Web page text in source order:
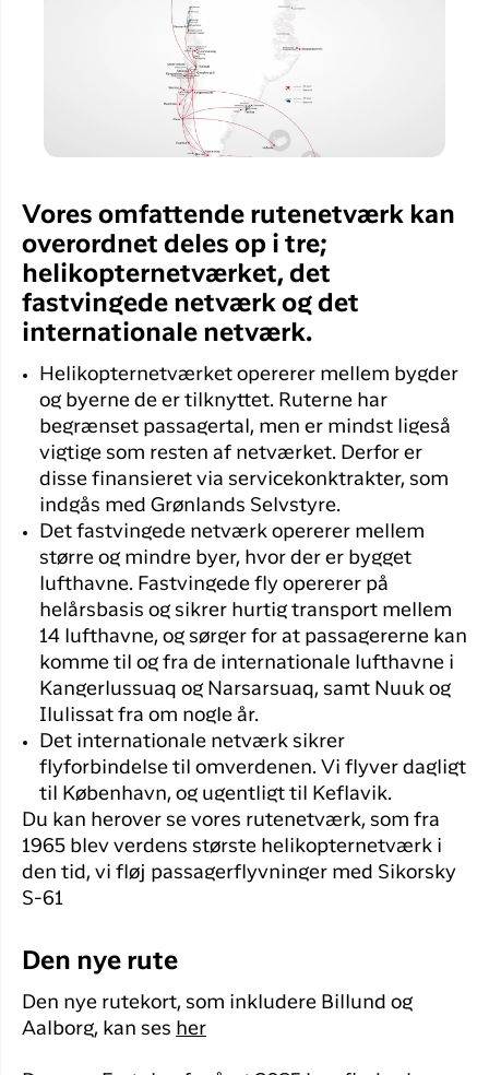
Har du glemt din adgangskode?
Tilmeld dig gratis Club Timmisa og få en
klubbenher.
Tilmeld dig Club Timmisa
Vores omfattende rutenetværk kan
overordnet deles op i tre;
helikopternetværket, det
fastvingede netværk og det
internationale netværk.
Helikopternetværket opererer mellem bygder
og byerne de er tilknyttet. Ruterne har
begrænset passagertal, men er mindst ligeså
vigtige som resten af netværket. Derfor er
disse finansieret via servicekonktrakter, som
indgås med Grønlands Selvstyre.
Det fastvingede netværk opererer mellem
større og mindre byer, hvor der er bygget
lufthavne. Fastvingede fly opererer på
helårsbasis og sikrer hurtig transport mellem
14 lufthavne, og sørger for at passagererne kan
komme til og fra de internationale lufthavne i
Kangerlussuaq og Narsarsuaq, samt Nuuk og
Ilulissat fra om nogle år.
Det internationale netværk sikrer
flyforbindelse til omverdenen. Vi flyver dagligt
til København, og ugentligt til Keflavik.
Du kan herover se vores rutenetværk, som fra
1965 blev verdens største helikopternetværk i
den tid, vi fløj passagerflyvninger med Sikorsky
S-61
Den nye rute
Den nye rutekort, som inkludere Billund og
Aalborg, kan ses her